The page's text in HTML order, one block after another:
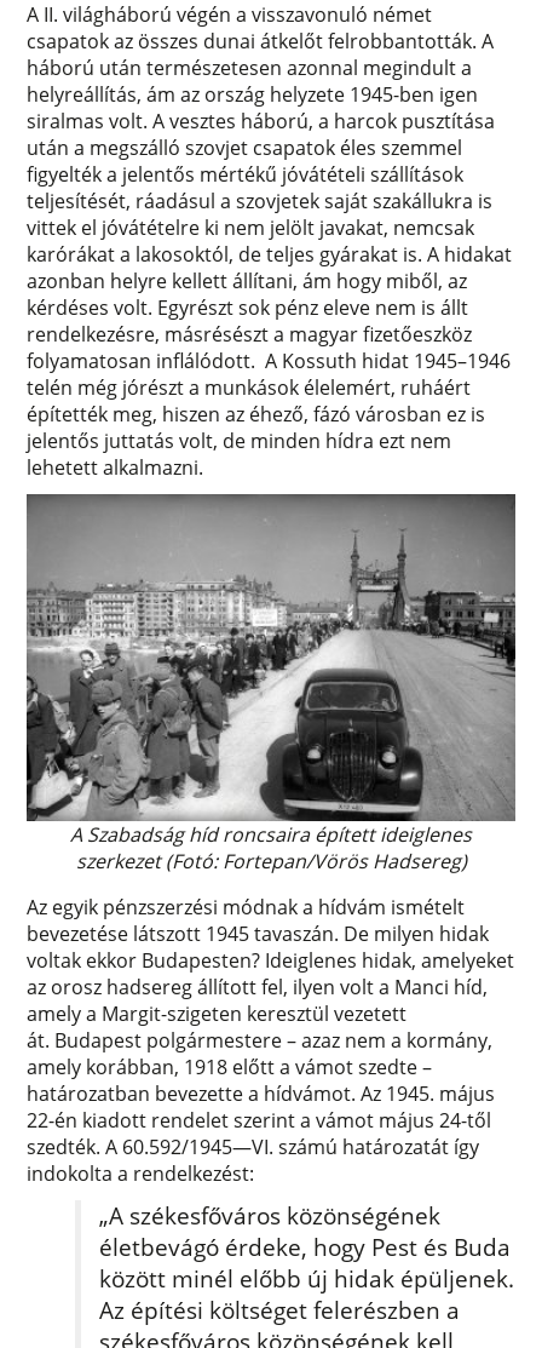
A II. világháború végén a visszavonuló német
csapatok az összes dunai átkelőt felrobbantották. A
háború után természetesen azonnal megindult a
helyreállítás, ám az ország helyzete 1945-ben igen
siralmas volt. A vesztes háború, a harcok pusztítása
után a megszálló szovjet csapatok éles szemmel
figyelték a jelentős mértékű jóvátételi szállítások
teljesítését, ráadásul a szovjetek saját szakállukra is
vittek el jóvátételre ki nem jelölt javakat, nemcsak
karórákat a lakosoktól, de teljes gyárakat is. A hidakat
azonban helyre kellett állítani, ám hogy miből, az
kérdéses volt. Egyrészt sok pénz eleve nem is állt
rendelkezésre, másrésészt a magyar fizetőeszköz
folyamatosan inflálódott. A Kossuth hidat 1945–1946
telén még jórészt a munkások élelemért, ruháért
építették meg, hiszen az éhező, fázó városban ez is
jelentős juttatás volt, de minden hídra ezt nem
lehetett alkalmazni.
A Szabadság híd roncsaira épített ideiglenes
szerkezet (Fotó: Fortepan/Vörös Hadsereg)
Az egyik pénzszerzési módnak a hídvám ismételt
bevezetése látszott 1945 tavaszán. De milyen hidak
voltak ekkor Budapesten? Ideiglenes hidak, amelyeket
az orosz hadsereg állított fel, ilyen volt a Manci híd,
amely a Margit-szigeten keresztül vezetett
át. Budapest polgármestere – azaz nem a kormány,
amely korábban, 1918 előtt a vámot szedte –
határozatban bevezette a hídvámot. Az 1945. május
22-én kiadott rendelet szerint a vámot május 24-től
szedték. A 60.592/1945—VI. számú határozatát így
indokolta a rendelkezést:
„A székesfőváros közönségének
életbevágó érdeke, hogy Pest és Buda
között minél előbb új hidak épüljenek.
Az építési költséget felerészben a